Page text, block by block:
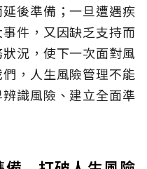
後準備；一旦遭遇疾
件，又因缺乏支持而
況，使下一次面對風
，人生風險管理不能
識風險、建立全面準